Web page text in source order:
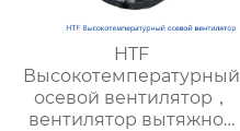
HTF
Высокотемпературный
осевой вентилятор，
вентилятор вытяжной